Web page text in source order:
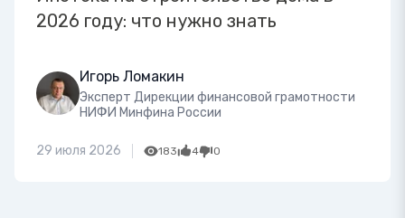
2026 году: что нужно знать
Игорь Ломакин
Эксперт Дирекции финансовой грамотности
НИФИ Минфина России
29 июля 2026 183 4 0